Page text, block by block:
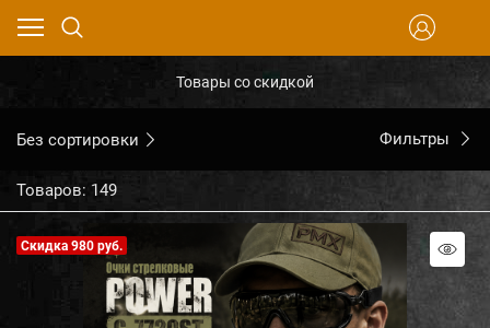
Товары со скидкой
Без сортировки Фильтры
Товаров: 149
Скидка 980 руб.